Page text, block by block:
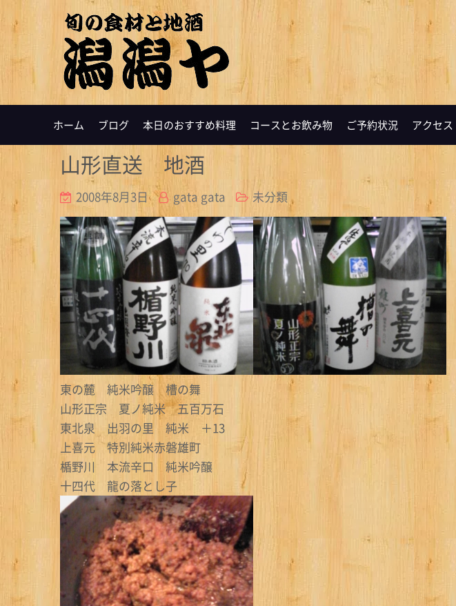
ホーム ブログ 本日のおすすめ料理 コースとお飲み物 ご予約状況 アクセス
山形直送 地酒
2008年8月3日 gata gata 未分類
東の麓 純米吟醸 槽の舞
山形正宗 夏ノ純米 五百万石
東北泉 出羽の里 純米 ＋13
上喜元 特別純米赤磐雄町
楯野川 本流辛口 純米吟醸
十四代 龍の落とし子